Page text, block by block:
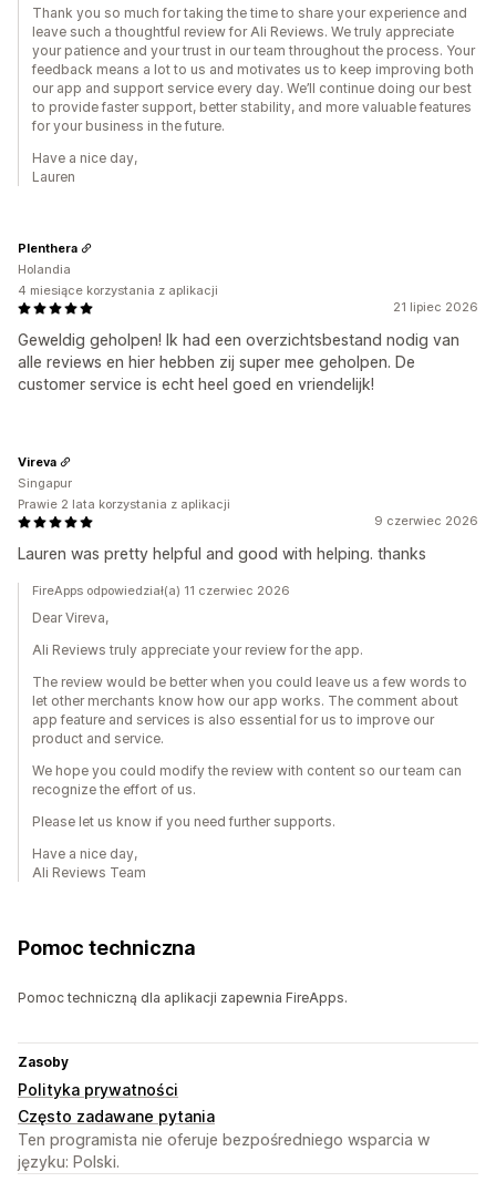
Thank you so much for taking the time to share your experience and
leave such a thoughtful review for Ali Reviews. We truly appreciate
your patience and your trust in our team throughout the process. Your
feedback means a lot to us and motivates us to keep improving both
our app and support service every day. We’ll continue doing our best
to provide faster support, better stability, and more valuable features
for your business in the future.
Have a nice day,
Lauren
21 lipiec 2026
Geweldig geholpen! Ik had een overzichtsbestand nodig van
alle reviews en hier hebben zij super mee geholpen. De
customer service is echt heel goed en vriendelijk!
Plenthera
Holandia
4 miesiące korzystania z aplikacji
9 czerwiec 2026
Lauren was pretty helpful and good with helping. thanks
Vireva
Singapur
Prawie 2 lata korzystania z aplikacji
FireApps odpowiedział(a) 11 czerwiec 2026
Dear Vireva,
Ali Reviews truly appreciate your review for the app.
The review would be better when you could leave us a few words to
let other merchants know how our app works. The comment about
app feature and services is also essential for us to improve our
product and service.
We hope you could modify the review with content so our team can
recognize the effort of us.
Please let us know if you need further supports.
Have a nice day,
Ali Reviews Team
Pomoc techniczna
Pomoc techniczną dla aplikacji zapewnia FireApps.
Zasoby
Polityka prywatności
Często zadawane pytania
Ten programista nie oferuje bezpośredniego wsparcia w
języku: Polski.